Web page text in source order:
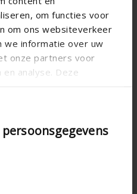
om functies voor
om ons websiteverkeer
we informatie over uw
onze partners voor
analyse. Deze
ze heeft verstrekt of
basis van uw gebruik